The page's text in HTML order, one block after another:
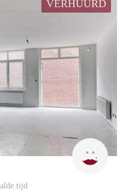
VERHUURD
tijd